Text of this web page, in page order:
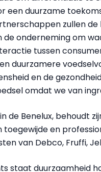
een duurzame
zullen
onderneming om
tussen
duurzamere
en de
omdat we van
de Benelux, behoudt
toegewijde en
van Debco, Fruffi,
staat duurzaamheid